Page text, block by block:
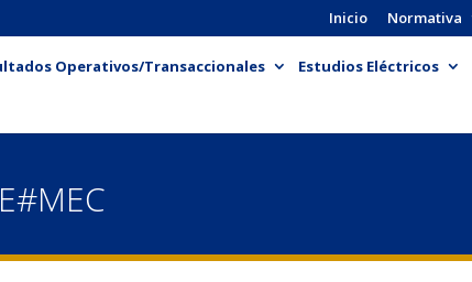
Inicio Normativa
Operativos/Transaccionales Estudios Eléctricos